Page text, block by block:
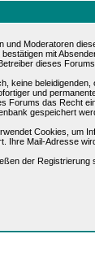
und Moderatoren
mit
dieses
keine
und
Forums das Recht
gespeichert
Cookies, um
Ihre Mail-Adresse
der Registrierung